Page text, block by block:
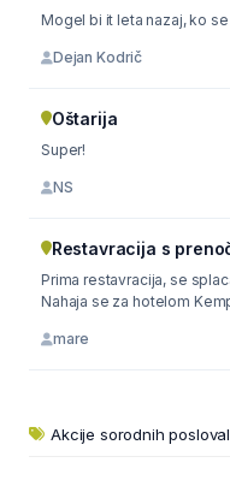
Mogel bi it leta nazaj, ko
Dejan Kodrič
Oštarija
Super!
NS
Restavracija s
Prima restavracija, se
Nahaja se za hotelom
mare
Akcije sorodnih